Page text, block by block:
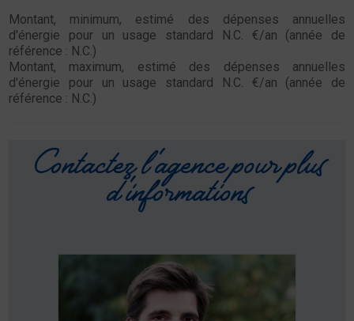
Montant, minimum, estimé des dépenses annuelles
d'énergie pour un usage standard N.C. €/an (année de
référence : N.C.)
Montant, maximum, estimé des dépenses annuelles
d'énergie pour un usage standard N.C. €/an (année de
référence : N.C.)
Contactez l'agence pour plus
d'informations